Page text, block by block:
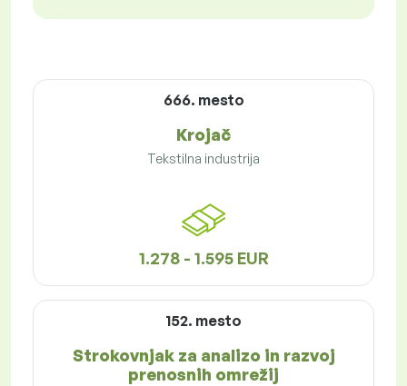
666. mesto
Krojač
Tekstilna industrija
1.278 - 1.595 EUR
152. mesto
Strokovnjak za analizo in razvoj
prenosnih omrežij